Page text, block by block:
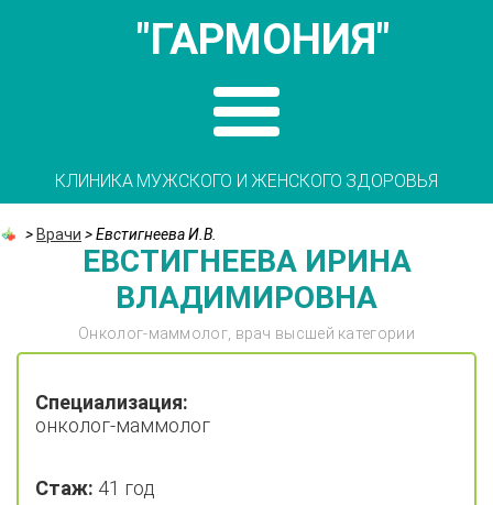
"ГАРМОНИЯ"
КЛИНИКА МУЖСКОГО И ЖЕНСКОГО ЗДОРОВЬЯ
> Врачи >Евстигнеева И.В.
ЕВСТИГНЕЕВА ИРИНА
ВЛАДИМИРОВНА
Онколог-маммолог, врач высшей категории
Специализация:
онколог-маммолог
Стаж: 41 год